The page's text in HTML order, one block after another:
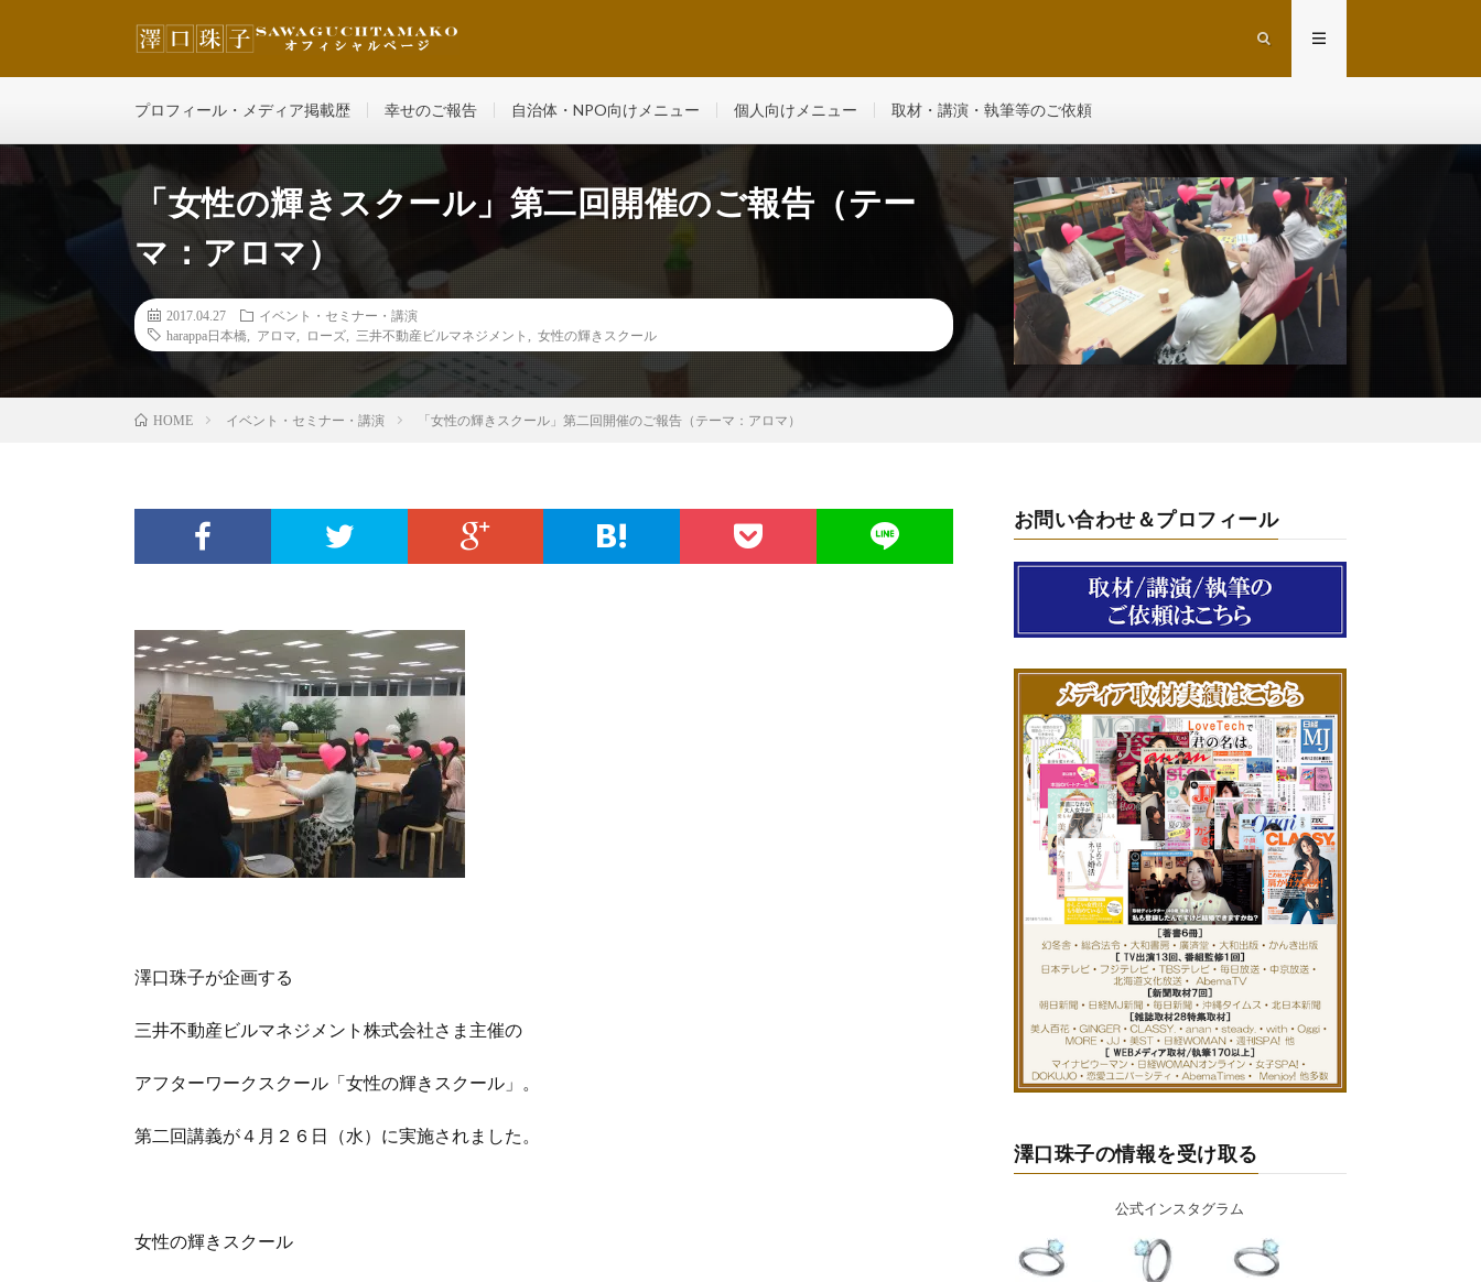
プロフィール・メディア掲載歴 幸せのご報告 自治体・NPO向けメニュー 個人向けメニュー 取材・講演・執筆等のご依頼
「女性の輝きスクール」第二回開催のご報告（テー
マ：アロマ）
2017.04.27
イベント・セミナー・講演
harappa日本橋
アロマ ローズ 三井不動産ビルマネジメント 女性の輝きスクール
HOME イベント・セミナー・講演 「女性の輝きスクール」第二回開催のご報告（テーマ：アロマ）
澤口珠子が企画する
三井不動産ビルマネジメント株式会社さま主催の
アフターワークスクール「女性の輝きスクール」。
第二回講義が４月２６日（水）に実施されました。
女性の輝きスクール
お問い合わせ＆プロフィール
澤口珠子の情報を受け取る
公式インスタグラム